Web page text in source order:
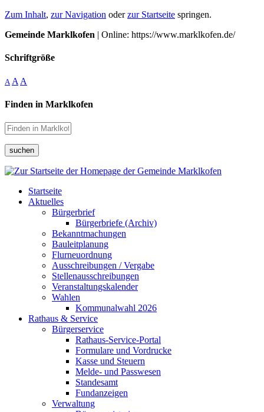
Zum Inhalt, zur Navigation oderzur Startseite springen.
Gemeinde Marklkofen | Online: https://www.marklkofen.de/
Schriftgröße
A A A
Finden in Marklkofen
suchen
Startseite
Aktuelles
Bürgerbrief
Bürgerbriefe (Archiv)
Bekanntmachungen
Bauleitplanung
Flurneuordnung
Ausschreibungen / Vergabe
Stellenausschreibungen
Veranstaltungskalender
Wahlen
Kommunalwahl 2026
Rathaus & Service
Bürgerservice
Rathaus-Service-Portal
Formulare und Vordrucke
Kasse und Steuern
Melde- und Passwesen
Standesamt
Fundanzeigen
Verwaltung